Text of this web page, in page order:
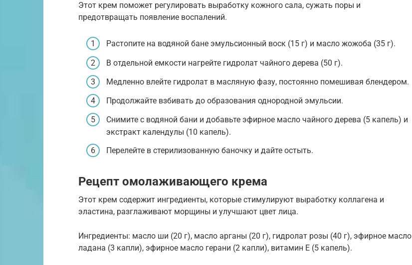
Этот крем поможет регулировать выработку кожного сала, сужать поры и
предотвращать появление воспалений.
Растопите на водяной бане эмульсионный воск (15 г) и масло жожоба (35 г).
В отдельной емкости нагрейте гидролат чайного дерева (50 г).
Медленно влейте гидролат в масляную фазу, постоянно помешивая блендером.
Продолжайте взбивать до образования однородной эмульсии.
Снимите с водяной бани и добавьте эфирное масло чайного дерева (5 капель) и
экстракт календулы (10 капель).
Перелейте в стерилизованную баночку и дайте остыть.
Рецепт омолаживающего крема
Этот крем содержит ингредиенты, которые стимулируют выработку коллагена и
эластина, разглаживают морщины и улучшают цвет лица.
Ингредиенты: масло ши (20 г), масло арганы (20 г), гидролат розы (40 г), эфирное масло
ладана (3 капли), эфирное масло герани (2 капли), витамин Е (5 капель).